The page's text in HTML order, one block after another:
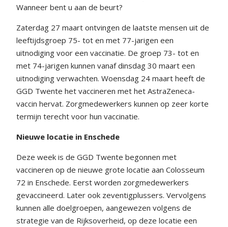
Wanneer bent u aan de beurt?
Zaterdag 27 maart ontvingen de laatste mensen uit de
leeftijdsgroep 75- tot en met 77-jarigen een
uitnodiging voor een vaccinatie. De groep 73- tot en
met 74-jarigen kunnen vanaf dinsdag 30 maart een
uitnodiging verwachten. Woensdag 24 maart heeft de
GGD Twente het vaccineren met het AstraZeneca-
vaccin hervat. Zorgmedewerkers kunnen op zeer korte
termijn terecht voor hun vaccinatie.
Nieuwe locatie in Enschede
Deze week is de GGD Twente begonnen met
vaccineren op de nieuwe grote locatie aan Colosseum
72 in Enschede. Eerst worden zorgmedewerkers
gevaccineerd. Later ook zeventigplussers. Vervolgens
kunnen alle doelgroepen, aangewezen volgens de
strategie van de Rijksoverheid, op deze locatie een